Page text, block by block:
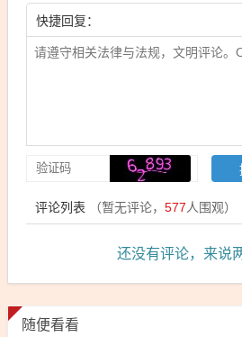
快捷回复：
评论列表 （暂无评论， 577人围观）
还没有评论，来说
随便看看